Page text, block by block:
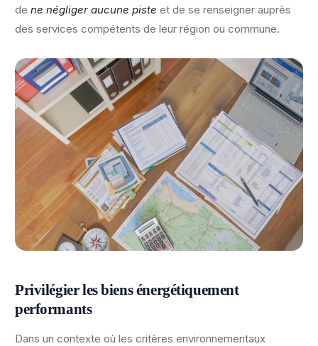
de ne négliger aucune piste et de se renseigner auprès
des services compétents de leur région ou commune.
Privilégier les biens énergétiquement
performants
Dans un contexte où les critères environnementaux